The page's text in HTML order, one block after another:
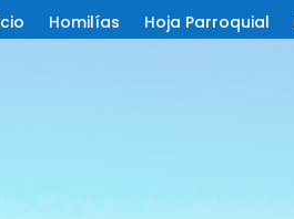
Homilías Hoja Parroquial